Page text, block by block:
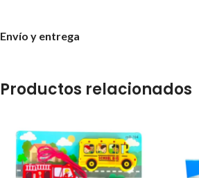
Envío y entrega
Productos relacionados